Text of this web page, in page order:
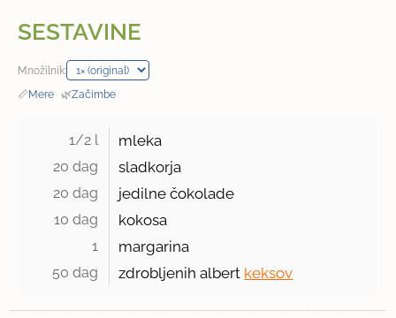
SESTAVINE
Množilnik:
📏Mere · 🌿Začimbe
1/2 l mleka
20 dag sladkorja
20 dag jedilne čokolade
10 dag kokosa
1 margarina
50 dag zdrobljenih albert keksov